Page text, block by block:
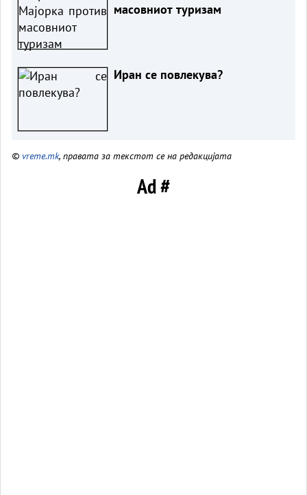
масовниот туризам
Иран се повлекува?
© vreme.mk, правата за текстот се на редакцијата
Ad #